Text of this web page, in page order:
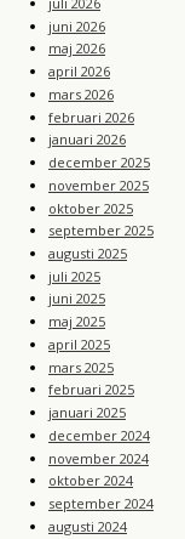
juni 2026
maj 2026
april 2026
mars 2026
februari 2026
januari 2026
december 2025
november 2025
oktober 2025
september 2025
augusti 2025
juli 2025
juni 2025
maj 2025
april 2025
mars 2025
februari 2025
januari 2025
december 2024
november 2024
oktober 2024
september 2024
augusti 2024